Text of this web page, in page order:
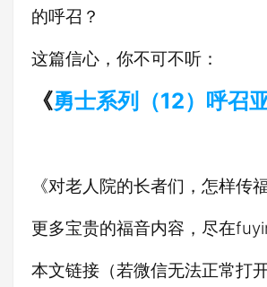
的呼召？
这篇信心，你不可不听：
《勇士系列（12）呼召
《对老人院的长者们，怎样传
更多宝贵的福音内容，尽在
本文链接（若微信无法正常打